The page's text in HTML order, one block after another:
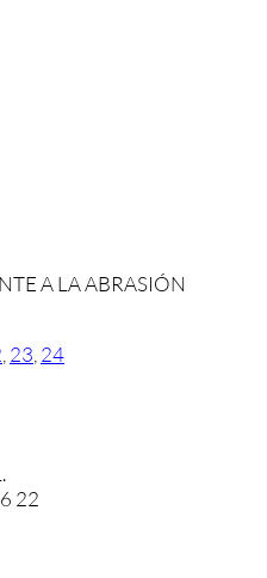
A LA ABRASIÓN
23 24
22